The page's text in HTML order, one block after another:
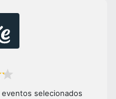
selecionados